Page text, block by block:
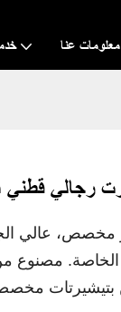
معلومات عنا
رجالي
عالي
مصنوع من